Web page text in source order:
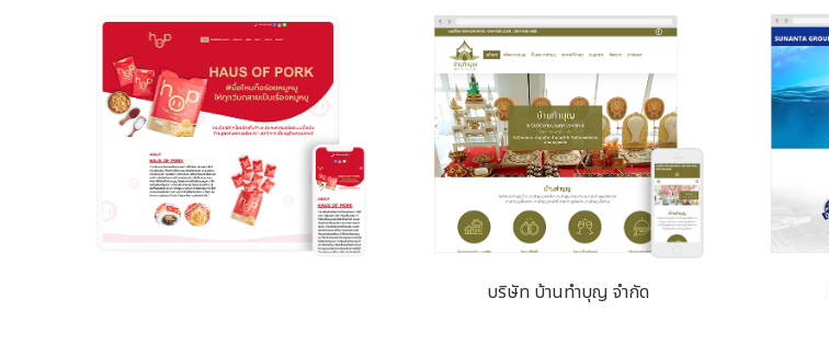
บริษัท บ้านทำบุญ จำกัด